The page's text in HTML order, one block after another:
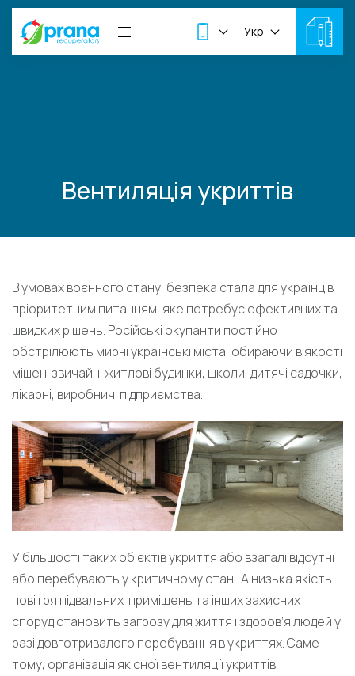
Укр
Вентиляція укриттів
В умовах воєнного стану, безпека стала для українців
пріоритетним питанням, яке потребує ефективних та
швидких рішень. Російські окупанти постійно
обстрілюють мирні українські міста, обираючи в якості
мішені звичайні житлові будинки, школи, дитячі садочки,
лікарні, виробничі підприємства.
У більшості таких об’єктів укриття або взагалі відсутні
або перебувають у критичному стані. А низька якість
повітря підвальних приміщень та інших захисних
споруд становить загрозу для життя і здоров’я людей у
разі довготривалого перебування в укриттях. Саме
тому, організація якісної вентиляції укриттів,